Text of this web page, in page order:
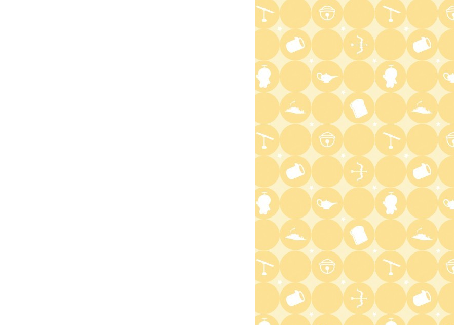
気づきの扉
11:45
名探偵のままでいて #4
深夜 0:45
キッチンカー大作戦!
深夜 1:15
バズマンTV
深夜 1:45
ラブ!!Jリーグ
深夜 2:00
M:ZINE
深夜 2:20